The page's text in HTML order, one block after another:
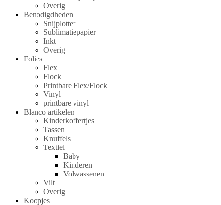
Overig
Benodigdheden
Snijplotter
Sublimatiepapier
Inkt
Overig
Folies
Flex
Flock
Printbare Flex/Flock
Vinyl
printbare vinyl
Blanco artikelen
Kinderkoffertjes
Tassen
Knuffels
Textiel
Baby
Kinderen
Volwassenen
Vilt
Overig
Koopjes